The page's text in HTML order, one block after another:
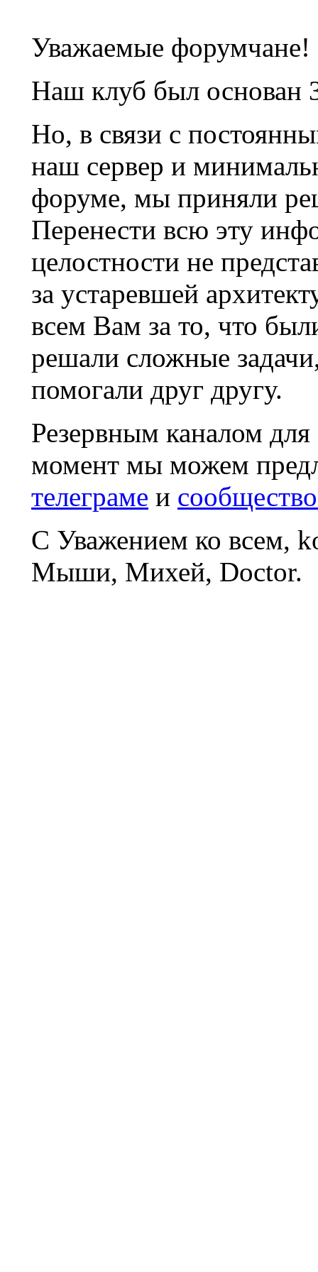
Уважаемые форумчане!
Наш клуб был основан
Но, в связи с
наш сервер и
форуме, мы приняли
Перенести всю эту
целостности не
за устаревшей
всем Вам за то, что
решали сложные
помогали друг другу.
Резервным каналом
момент мы можем
телеграме и
С Уважением ко всем,
Мыши, Михей, Doctor.